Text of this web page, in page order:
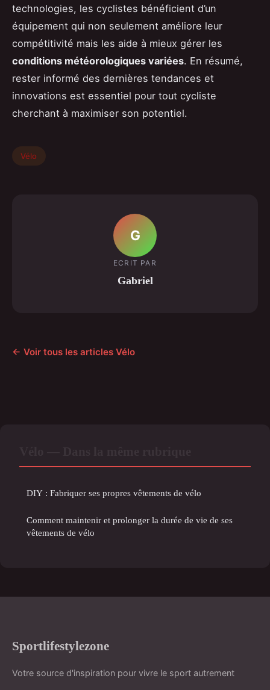
technologies, les cyclistes bénéficient d’un
équipement qui non seulement améliore leur
compétitivité mais les aide à mieux gérer les
conditions météorologiques variées. En résumé,
rester informé des dernières tendances et
innovations est essentiel pour tout cycliste
cherchant à maximiser son potentiel.
Vélo
G
ECRIT PAR
Gabriel
← Voir tous les articles Vélo
DIY : Fabriquer ses propres vêtements de vélo
Comment maintenir et prolonger la durée de vie de ses
vêtements de vélo
Sportlifestylezone
Votre source d'inspiration pour vivre le sport autrement